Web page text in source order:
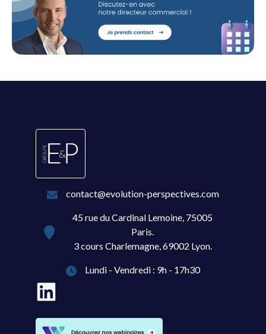
contact@evolution-perspectives.com
45 rue du Cardinal Lemoine, 75005
Paris.
3 cours Charlemagne, 69002 Lyon.
Lundi - Vendredi : 9h - 17h30